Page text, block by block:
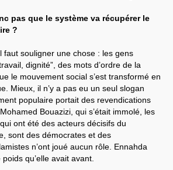
pas que le système va récupérer le
?
faut souligner une chose : les gens
dignité”, des mots d’ordre de la
le mouvement social s’est transformé en
Mieux, il n’y a pas eu un seul slogan
populaire portait des revendications
Bouazizi, qui s’était immolé, les
ont été des acteurs décisifs du
sont des démocrates et des
n’ont joué aucun rôle. Ennahda
qu’elle avait avant.